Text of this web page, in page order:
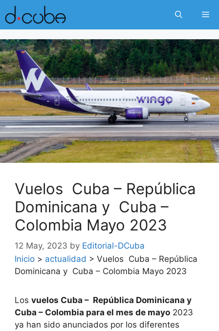
Skip
to
content
Vuelos Cuba – República
Dominicana y Cuba –
Colombia Mayo 2023
12 May, 2023 by Editorial-DCuba
Inicio > actualidad > Vuelos Cuba – República
Dominicana y Cuba – Colombia Mayo 2023
Los vuelos Cuba – República Dominicana y
Cuba – Colombia para el mes de mayo 2023
ya han sido anunciados por los diferentes